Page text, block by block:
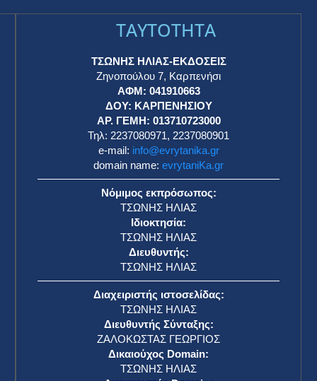
TAYTOTHTA
ΤΣΩΝΗΣ ΗΛΙΑΣ-ΕΚΔΟΣΕΙΣ
Ζηνοπούλου 7, Καρπενήσι
ΑΦΜ: 041910663
ΔΟΥ: ΚΑΡΠΕΝΗΣΙΟΥ
ΑΡ. ΓΕΜΗ: 013710723000
Τηλ: 2237080971, 2237080901
e-mail: info@evrytanika.gr
domain name: evrytaniKa.gr
Νόμιμος εκπρόσωπος:
ΤΣΩΝΗΣ ΗΛΙΑΣ
Ιδιοκτησία:
ΤΣΩΝΗΣ ΗΛΙΑΣ
Διευθυντής:
ΤΣΩΝΗΣ ΗΛΙΑΣ
Διαχειριστής ιστοσελίδας:
ΤΣΩΝΗΣ ΗΛΙΑΣ
Διευθυντής Σύνταξης:
ΖΑΛΟΚΩΣΤΑΣ ΓΕΩΡΓΙΟΣ
Δικαιούχος Domain:
ΤΣΩΝΗΣ ΗΛΙΑΣ